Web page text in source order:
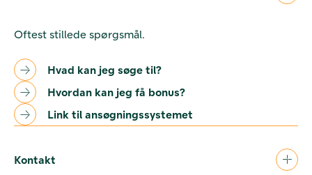
Oftest stillede spørgsmål.
Hvad kan jeg søge til?
Hvordan kan jeg få bonus?
Link til ansøgningssystemet
Kontakt